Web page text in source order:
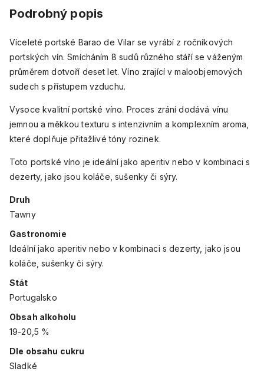
Podrobný popis
Víceleté portské Barao de Vilar se vyrábí z ročníkových
portských vín. Smícháním 8 sudů různého stáří se váženým
průměrem dotvoří deset let. Víno zrající v maloobjemových
sudech s přístupem vzduchu.
Vysoce kvalitní portské víno. Proces zrání dodává vínu
jemnou a měkkou texturu s intenzivním a komplexním aroma,
které doplňuje přitažlivé tóny rozinek.
Toto portské víno je ideální jako aperitiv nebo v kombinaci s
dezerty, jako jsou koláče, sušenky či sýry.
Druh
Tawny
Gastronomie
Ideální jako aperitiv nebo v kombinaci s dezerty, jako jsou
koláče, sušenky či sýry.
Stát
Portugalsko
Obsah alkoholu
19-20,5 %
Dle obsahu cukru
Sladké